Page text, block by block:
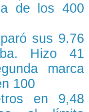
de los 400
sus 9.76
Hizo 41
marca
100
en 9,48